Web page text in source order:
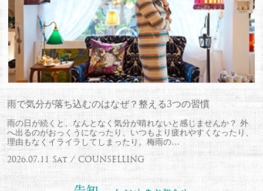
雨で気分が落ち込むのはなぜ？整える3つの習慣
雨の日が続くと、なんとなく気分が晴れないと感じませんか？ 外
へ出るのがおっくうになったり、いつもより疲れやすくなったり、
理由もなくイライラしてしまったり。梅雨の…
2026.07.11 Sat / COUNSELLING